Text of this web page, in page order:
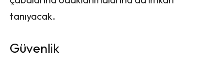
tanıyacak.
Güvenlik